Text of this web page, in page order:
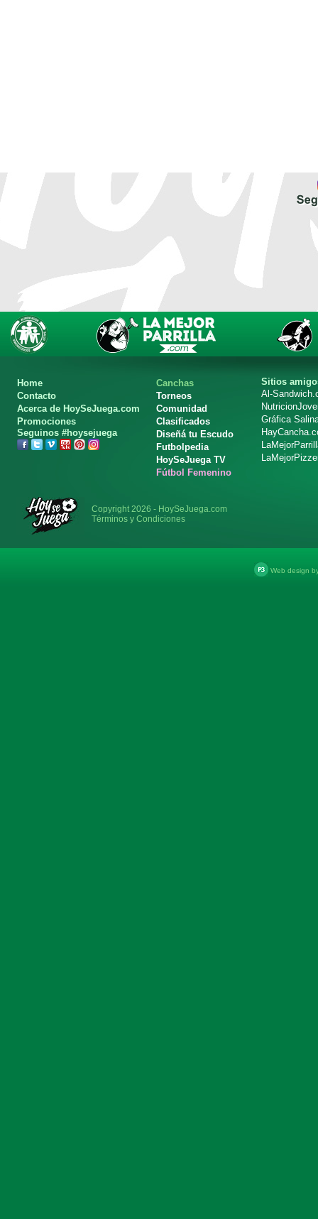
Home
Contacto
Acerca de HoySeJuega.com
Promociones
Seguinos #hoysejuega
Canchas
Torneos
Comunidad
Clasificados
Diseñá tu Escudo
Futbolpedia
HoySeJuega TV
Fútbol Femenino
Sitios
Al-
Gráfica
Copyright 2026 - HoySeJuega.com
Términos y Condiciones
Web design